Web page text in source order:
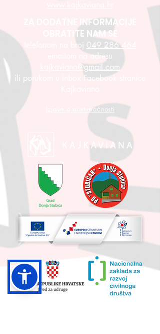
ZA DODATNE INFORMACIJE
OBRATITE NAM SE
telefonom na broj 049 286 464
emailom na adresu
kajkaviana@gmail.com
ili porukom u inbox Facebook stranice
Izjava o pristupačnosti